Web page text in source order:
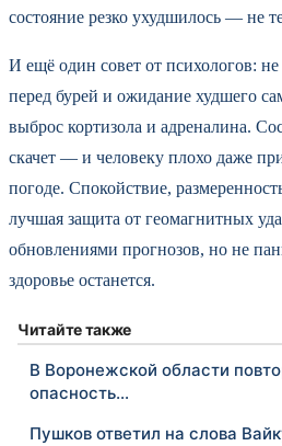
состояние резко ухудшилось — не
И ещё один совет от психологов:
перед бурей и ожидание худшего
выброс кортизола и адреналина.
скачет — и человеку плохо даже
погоде. Спокойствие,
лучшая защита от геомагнитных
обновлениями прогнозов, но не
здоровье останется.
Читайте также
В Воронежской области
опасность…
Пушков ответил на слова